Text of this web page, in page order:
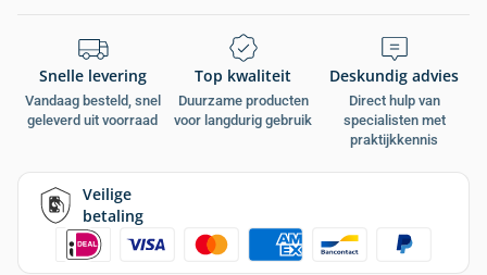
Snelle levering
Vandaag besteld, snel
geleverd uit voorraad
Top kwaliteit
Duurzame producten
voor langdurig gebruik
Deskundig advies
Direct hulp van
specialisten met
praktijkkennis
Veilige
betaling